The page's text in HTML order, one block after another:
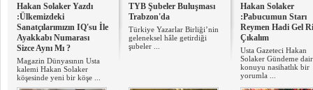
Hakan Solaker Yazdı
:Ülkemizdeki
Sanatçılarımızın IQ'su İle
Ayakkabı Numarası
Sizce Aynı Mı ?
Magazin Dünyasının Usta
kalemi Hakan Solaker
köşesinde yeni bir köşe ...
TYB Şubeler Buluşması
Trabzon'da
​Türkiye Yazarlar Birliği’nin
geleneksel hâle getirdiği
şubeler ...
Hakan Solaker
:Pabucumun Starı
Reymen Hadi Gel
Çıkalım
Usta Gazeteci Hakan
Solaker Gündeme
konuyu nasihatlık bir
yorumla ...